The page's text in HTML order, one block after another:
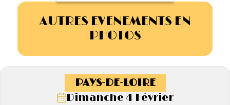
AUTRES EVENEMENTS EN
PHOTOS
PAYS-DE-LOIRE
Dimanche 4 Février